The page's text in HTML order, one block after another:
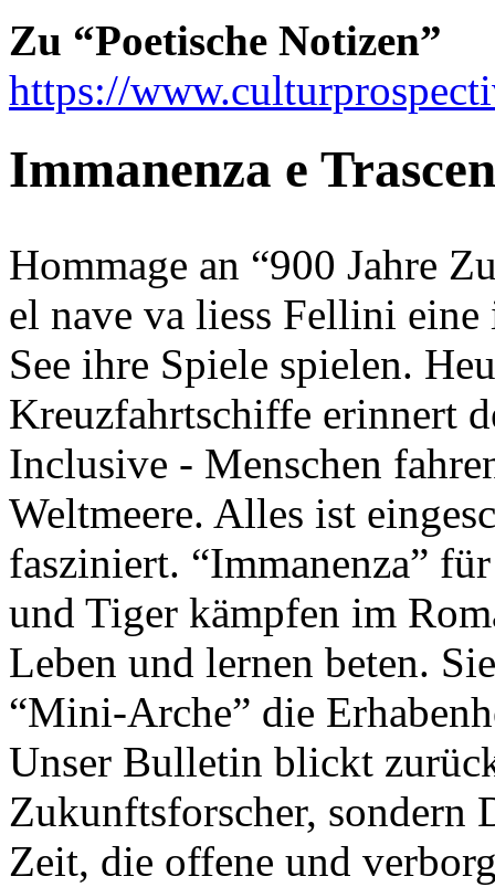
Zu “Poetische Notizen”
https://
Immanenza e
Hommage an “900 Jahre
el nave va liess Fellini
See ihre Spiele spielen.
Kreuzfahrtschiffe erinnert
Inclusive - Menschen
Weltmeere. Alles ist
fasziniert. “Immanenza”
und Tiger kämpfen im
Leben und lernen beten.
“Mini-Arche” die
Unser Bulletin blickt
Zukunftsforscher, sondern
Zeit, die offene und